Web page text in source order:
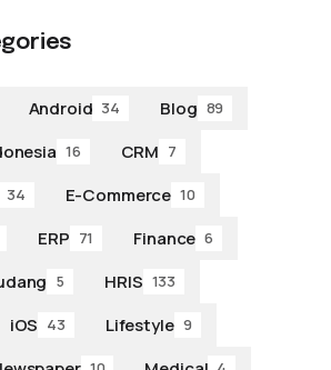
Android 34 Blog 89
16 CRM 7
34 E-Commerce 10
ERP 71 Finance 6
5 HRIS 133
iOS 43 Lifestyle 9